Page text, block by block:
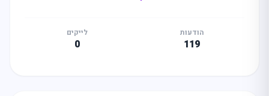
הודעות
119
לייקים
0